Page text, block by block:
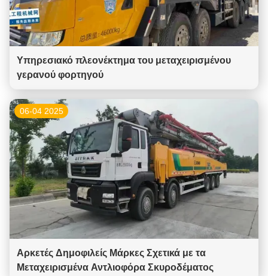
Υπηρεσιακό πλεονέκτημα του μεταχειρισμένου
γερανού φορτηγού
06-04 2025
Αρκετές Δημοφιλείς Μάρκες Σχετικά με τα
Μεταχειρισμένα Αντλιοφόρα Σκυροδέματος